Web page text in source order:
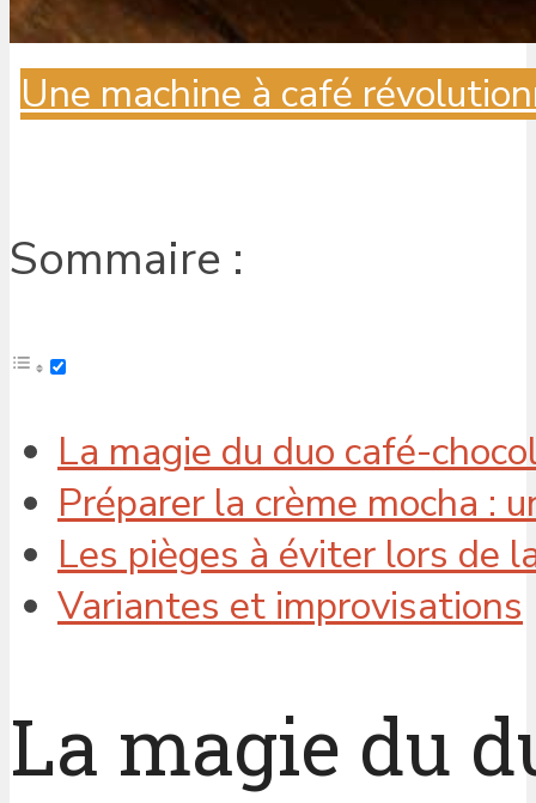
Une machine à café
Sommaire :
La magie du duo café-
Préparer la crème mocha :
Les pièges à éviter lors de
Variantes et improvisations
La magie du